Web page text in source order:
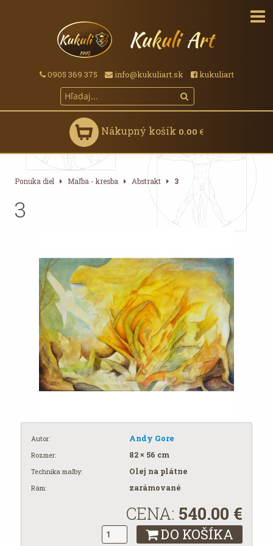
0905 369 375 info@kukuliart.sk kukuliart
Nákupný košík 0.00 €
Ponuka diel Maľba - kresba Abstrakt 3
3
Autor: Andy Gore
Rozmer: 82 × 56 cm
Technika maľby: Olej na plátne
Rám: zarámované
CENA: 540.00 €
DO KOŠÍKA